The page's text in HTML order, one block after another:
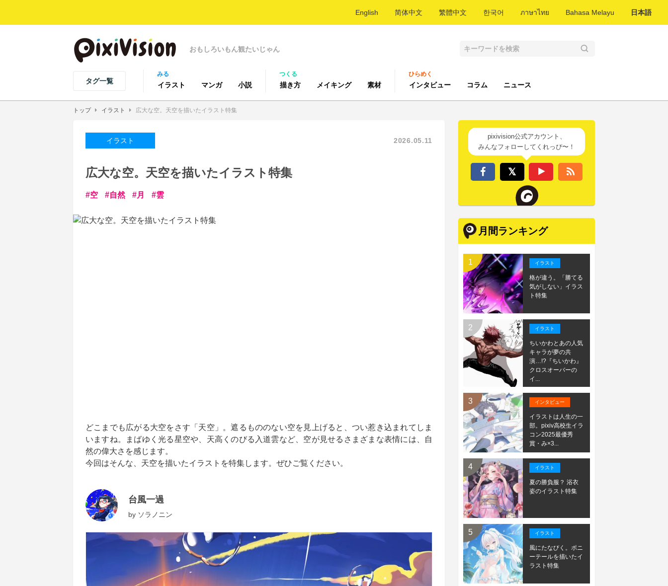
English 简体中文 繁體中文 한국어 ภาษาไทย Bahasa Melayu 日本語
おもしろいもん観たいじゃん
タグ一覧
みる
イラスト マンガ 小説
つくる
描き方 メイキング 素材
ひらめく
インタビュー コラム ニュース
トップ イラスト 広大な空。天空を描いたイラスト特集
イラスト 2026.05.11
広大な空。天空を描いたイラスト特集
空 自然 月 雲
どこまでも広がる大空をさす「天空」。遮るもののない空を見上げると、つい惹き込まれてしま
いますね。まばゆく光る星空や、天高くのびる入道雲など、空が見せるさまざまな表情には、自
然の偉大さを感じます。
今回はそんな、天空を描いたイラストを特集します。ぜひご覧ください。
台風一過
by ソラノニン
pixivision公式アカウント、
みんなフォローしてくれっぴ〜！
月間ランキング
イラスト
格が違う。「勝てる
気がしない」イラス
ト特集
イラスト
ちいかわとあの人気
キャラが夢の共
演…!?『ちいかわ』
クロスオーバーの
イ...
インタビュー
イラストは人生の一
部。pixiv高校生イラ
コン2025最優秀
賞・み×3...
イラスト
夏の勝負服？ 浴衣
姿のイラスト特集
イラスト
風にたなびく。ポニ
ーテールを描いたイ
ラスト特集